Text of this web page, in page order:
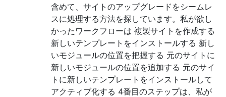
含めて、サイトのアップグレードをシームレ
スに処理する方法を探しています。私が欲し
かったワークフローは 複製サイトを作成する
新しいテンプレートをインストールする 新し
いモジュールの位置を把握する 元のサイトに
新しいモジュールの位置を追加する 元のサイ
トに新しいテンプレートをインストールして
アクティブ化する 4番目のステップは、私が